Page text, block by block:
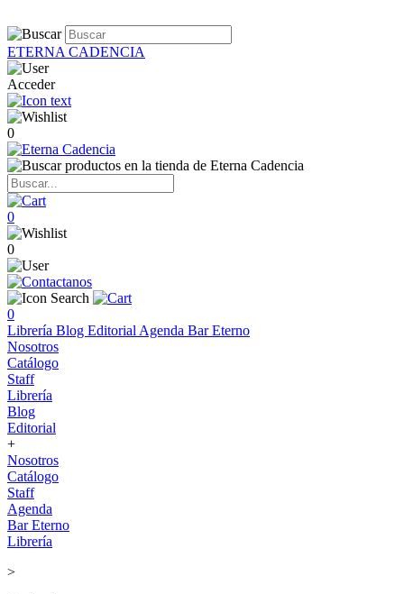
ETERNA CADENCIA
Acceder
0
0
0
0
Librería Blog Editorial Agenda Bar Eterno
Nosotros
Catálogo
Staff
Librería
Blog
Editorial
+
Nosotros
Catálogo
Staff
Agenda
Bar Eterno
Librería
>